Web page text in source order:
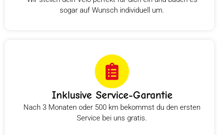
sogar auf Wunsch individuell um.
Inklusive Service-Garantie
Nach 3 Monaten oder 500 km bekommst du den ersten
Service bei uns gratis.